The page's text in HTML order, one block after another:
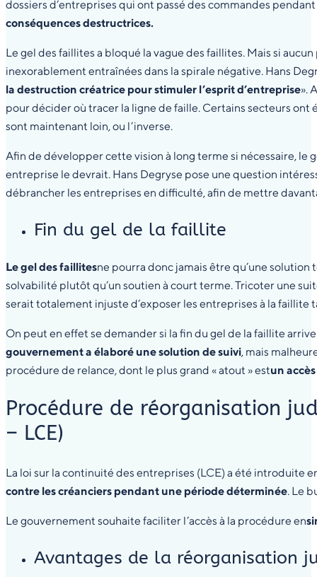
dossiers d’entreprises qui ont passé des commandes
conséquences destructrices.
Le gel des faillites a bloqué la vague des faillites. Mais si
inexorablement entraînées dans la spirale négative. Hans
la destruction créatrice pour stimuler l’esprit d’entreprise».
pour décider où tracer la ligne de faille. Certains secteurs
sont maintenant loin, ou l’inverse.
Afin de développer cette vision à long terme si nécessaire,
entreprise le devrait. Hans Degryse pose une question
débrancher les entreprises en difficulté, afin de mettre
Fin du gel de la faillite
Le gel des faillitesne pourra donc jamais être qu’une solution
solvabilité plutôt qu’un soutien à court terme. Tricoter une
serait totalement injuste d’exposer les entreprises à la faillite
On peut en effet se demander si la fin du gel de la faillite
gouvernement a élaboré une solution de suivi, mais
procédure de relance, dont le plus grand « atout » estun
Procédure de réorganisation
– LCE)
La loi sur la continuité des entreprises (LCE) a été introduite
contre les créanciers pendant une période déterminée. Le
Le gouvernement souhaite faciliter l’accès à la procédure en
Avantages de la réorganisation